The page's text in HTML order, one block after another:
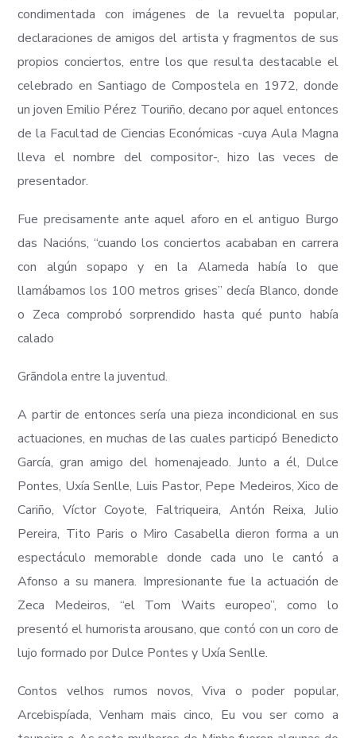
condimentada con imágenes de la revuelta popular,
declaraciones de amigos del artista y fragmentos de sus
propios conciertos, entre los que resulta destacable el
celebrado en Santiago de Compostela en 1972, donde
un joven Emilio Pérez Touriño, decano por aquel entonces
de la Facultad de Ciencias Económicas -cuya Aula Magna
lleva el nombre del compositor-, hizo las veces de
presentador.
Fue precisamente ante aquel aforo en el antiguo Burgo
das Nacións, “cuando los conciertos acababan en carrera
con algún sopapo y en la Alameda había lo que
llamábamos los 100 metros grises” decía Blanco, donde
o Zeca comprobó sorprendido hasta qué punto había
calado
Grãndola entre la juventud.
A partir de entonces sería una pieza incondicional en sus
actuaciones, en muchas de las cuales participó Benedicto
García, gran amigo del homenajeado. Junto a él, Dulce
Pontes, Uxía Senlle, Luis Pastor, Pepe Medeiros, Xico de
Cariño, Víctor Coyote, Faltriqueira, Antón Reixa, Julio
Pereira, Tito Paris o Miro Casabella dieron forma a un
espectáculo memorable donde cada uno le cantó a
Afonso a su manera. Impresionante fue la actuación de
Zeca Medeiros, “el Tom Waits europeo”, como lo
presentó el humorista arousano, que contó con un coro de
lujo formado por Dulce Pontes y Uxía Senlle.
Contos velhos rumos novos, Viva o poder popular,
Arcebispíada, Venham mais cinco, Eu vou ser como a